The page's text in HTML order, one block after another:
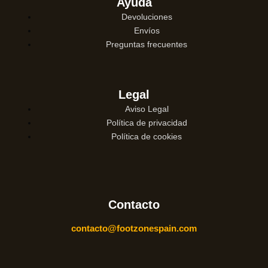
Ayuda
Devoluciones
Envíos
Preguntas frecuentes
Legal
Aviso Legal
Política de privacidad
Política de cookies
Contacto
contacto@footzonespain.com